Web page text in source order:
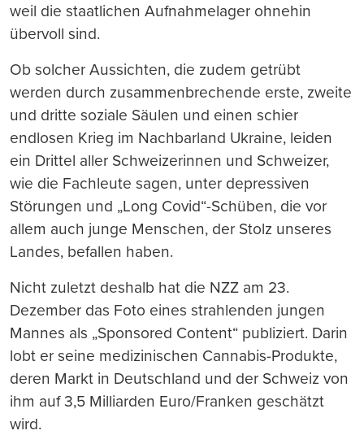
weil die staatlichen Aufnahmelager ohnehin
übervoll sind.
Ob solcher Aussichten, die zudem getrübt
werden durch zusammenbrechende erste, zweite
und dritte soziale Säulen und einen schier
endlosen Krieg im Nachbarland Ukraine, leiden
ein Drittel aller Schweizerinnen und Schweizer,
wie die Fachleute sagen, unter depressiven
Störungen und „Long Covid“-Schüben, die vor
allem auch junge Menschen, der Stolz unseres
Landes, befallen haben.
Nicht zuletzt deshalb hat die NZZ am 23.
Dezember das Foto eines strahlenden jungen
Mannes als „Sponsored Content“ publiziert. Darin
lobt er seine medizinischen Cannabis-Produkte,
deren Markt in Deutschland und der Schweiz von
ihm auf 3,5 Milliarden Euro/Franken geschätzt
wird.